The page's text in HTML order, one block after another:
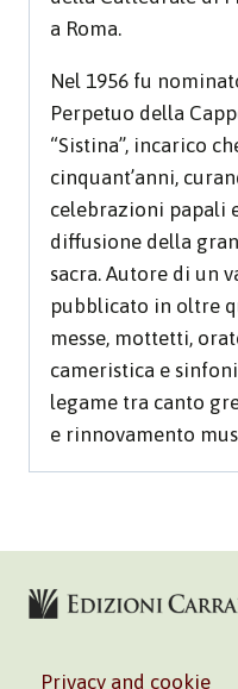
a Roma.
Nel 1956 fu
Perpetuo della
“Sistina”, incarico
cinquant’anni,
celebrazioni papali
diffusione della
sacra. Autore di un
pubblicato in oltre
messe, mottetti,
cameristica e
legame tra canto
e rinnovamento
Privacy and cookie